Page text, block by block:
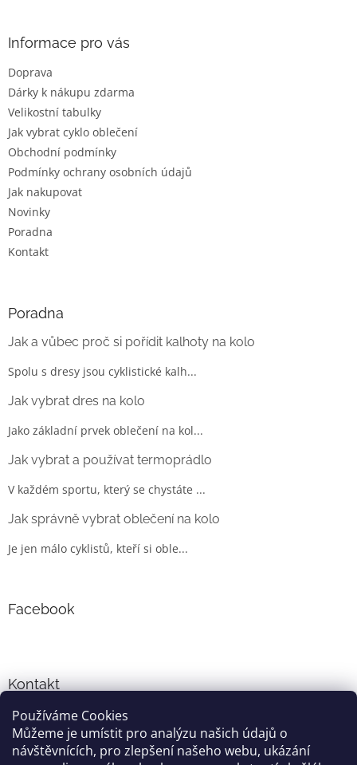
Používáme Cookies
Můžeme je umístit pro analýzu našich údajů o
návštěvnících, pro zlepšení našeho webu, ukázání
Informace pro vás
Doprava
Dárky k nákupu zdarma
Velikostní tabulky
Jak vybrat cyklo oblečení
Obchodní podmínky
Podmínky ochrany osobních údajů
Jak nakupovat
Novinky
Poradna
Kontakt
Poradna
Jak a vůbec proč si pořídit kalhoty na kolo
Spolu s dresy jsou cyklistické kalh...
Jak vybrat dres na kolo
Jako základní prvek oblečení na kol...
Jak vybrat a používat termoprádlo
V každém sportu, který se chystáte ...
Jak správně vybrat oblečení na kolo
Je jen málo cyklistů, kteří si oble...
Facebook
Kontakt
info@cyklo-obleceni.cz
+420777081700